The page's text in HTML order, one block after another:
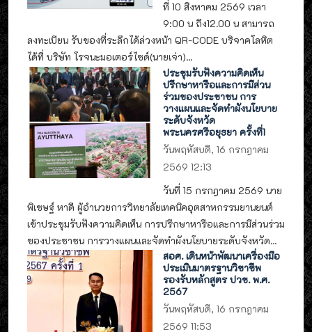
ที่ 10 สิงหาคม 2569 เวลา
9:00 น ถึง12.00 น สามารถ
ลงทะเบียน รับของที่ระลึกได้ล่วงหน้า QR-CODE บริจาคโลหิต
ได้ที่ บริษัท โรจนะมอเตอร์ไซด์(นายเจ่า)...
ประชุมรับฟังความคิดเห็น
ปรึกษาหารือและการมีส่วน
ร่วมของประชาชน การ
วางแผนและจัดทำผังนโยบาย
ระดับจังหวัด
พระนครศรีอยุธยา ครั้งที่1
วันพฤหัสบดี, 16 กรกฎาคม
2569 12:13
วันที่ 15 กรกฎาคม 2569 นาย
พิเชษฐ์ หาดี ผู้อำนวยการวิทยาลัยเทคนิคอุตสาหกรรมยานยนต์
เข้าประชุมรับฟังความคิดเห็น การปรึกษาหารือและการมีส่วนร่วม
ของประชาชน การวางแผนและจัดทำผังนโยบายระดับจังหวัด...
สอศ. เดินหน้าพัฒนาเครื่องมือ
ประเมินมาตรฐานวิชาชีพ
รองรับหลักสูตร ปวช. พ.ศ.
2567
วันพฤหัสบดี, 16 กรกฎาคม
2569 11:53